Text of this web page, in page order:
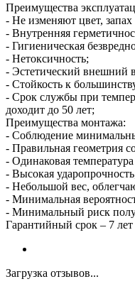
Преимущества
- Не изменяют цвет,
- Внутренняя
- Гигиеническая
- Нетоксичность;
- Эстетический внешний
- Стойкость к
- Срок службы при
доходит до 50 лет;
Преимущества монтажа:
- Соблюдение
- Правильная геометрия
- Одинаковая
- Высокая
- Небольшой вес,
- Минимальная
- Минимальный риск
Гарантийный срок – 7
Загрузка отзывов...